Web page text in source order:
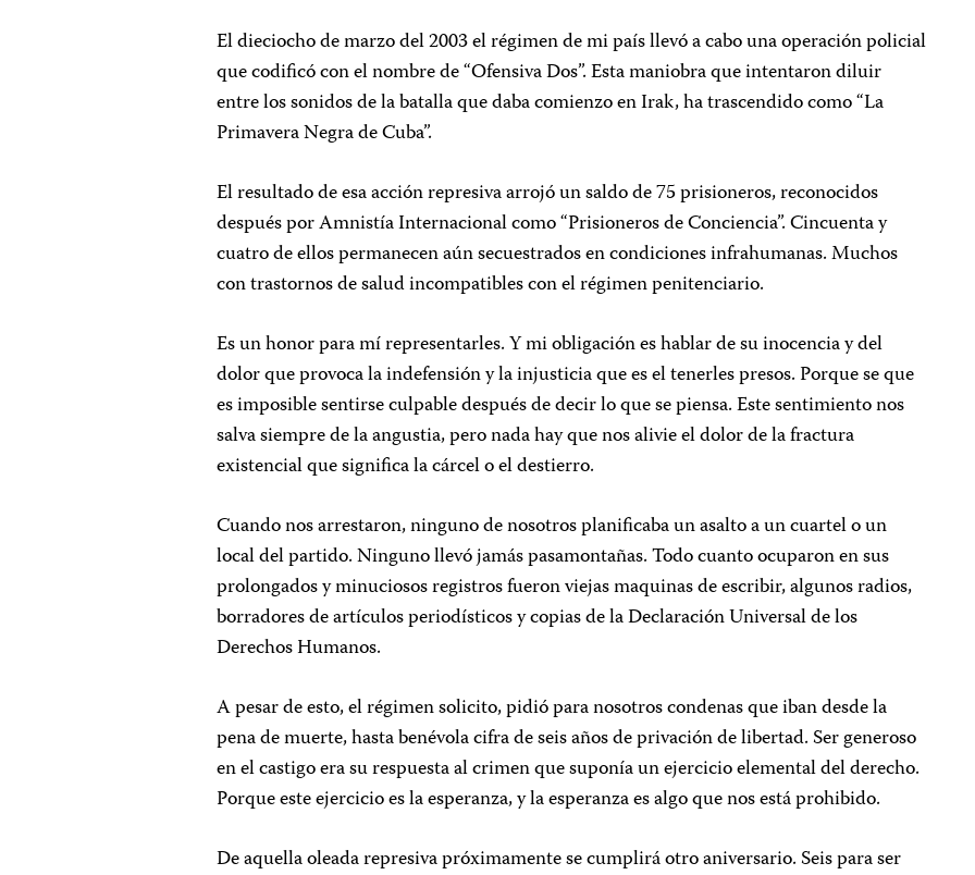
El dieciocho de marzo del 2003 el régimen de mi país llevó a cabo una operación policial
que codificó con el nombre de “Ofensiva Dos”. Esta maniobra que intentaron diluir
entre los sonidos de la batalla que daba comienzo en Irak, ha trascendido como “La
Primavera Negra de Cuba”.
El resultado de esa acción represiva arrojó un saldo de 75 prisioneros, reconocidos
después por Amnistía Internacional como “Prisioneros de Conciencia”. Cincuenta y
cuatro de ellos permanecen aún secuestrados en condiciones infrahumanas. Muchos
con trastornos de salud incompatibles con el régimen penitenciario.
Es un honor para mí representarles. Y mi obligación es hablar de su inocencia y del
dolor que provoca la indefensión y la injusticia que es el tenerles presos. Porque se que
es imposible sentirse culpable después de decir lo que se piensa. Este sentimiento nos
salva siempre de la angustia, pero nada hay que nos alivie el dolor de la fractura
existencial que significa la cárcel o el destierro.
Cuando nos arrestaron, ninguno de nosotros planificaba un asalto a un cuartel o un
local del partido. Ninguno llevó jamás pasamontañas. Todo cuanto ocuparon en sus
prolongados y minuciosos registros fueron viejas maquinas de escribir, algunos radios,
borradores de artículos periodísticos y copias de la Declaración Universal de los
Derechos Humanos.
A pesar de esto, el régimen solicito, pidió para nosotros condenas que iban desde la
pena de muerte, hasta benévola cifra de seis años de privación de libertad. Ser generoso
en el castigo era su respuesta al crimen que suponía un ejercicio elemental del derecho.
Porque este ejercicio es la esperanza, y la esperanza es algo que nos está prohibido.
De aquella oleada represiva próximamente se cumplirá otro aniversario. Seis para ser